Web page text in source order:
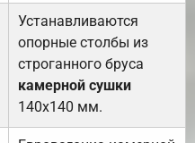
Устанавливаются
опорные столбы из
строганного бруса
камерной сушки
140х140 мм.